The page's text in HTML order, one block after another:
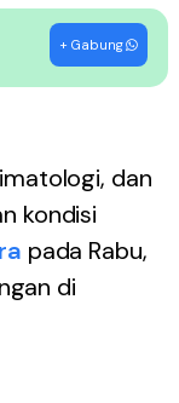
+ Gabung
dan
kondisi
pada Rabu,
di